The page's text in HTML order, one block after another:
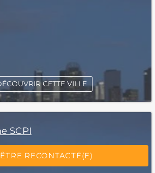
“Excellent”, 165 avis
ÊTRE RECONTACTÉ(E)
CETTE VILLE
SCPI